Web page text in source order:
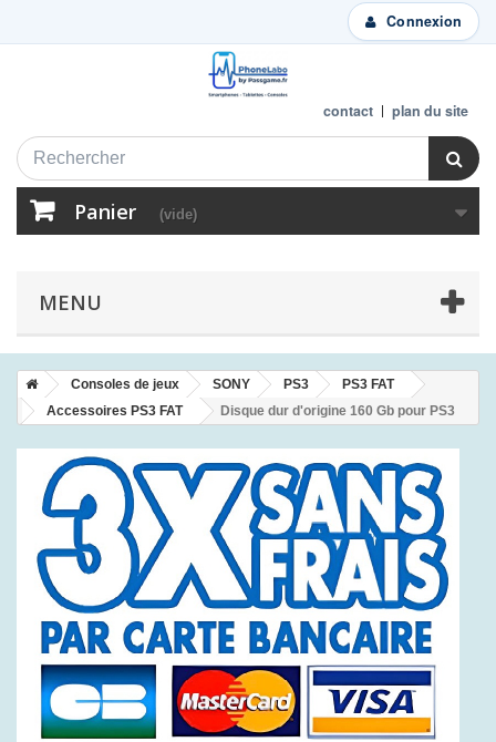
Connexion
contact plan du site
Panier (vide)
MENU
Consoles de jeux SONY PS3
PS3 FAT
Accessoires PS3 FAT
Disque dur d'origine 160 Gb pour PS3